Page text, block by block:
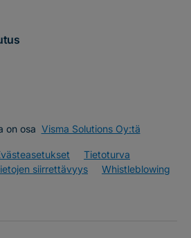
on osa Visma Solutions Oy:tä
Tietoturva
siirrettävyys Whistleblowing